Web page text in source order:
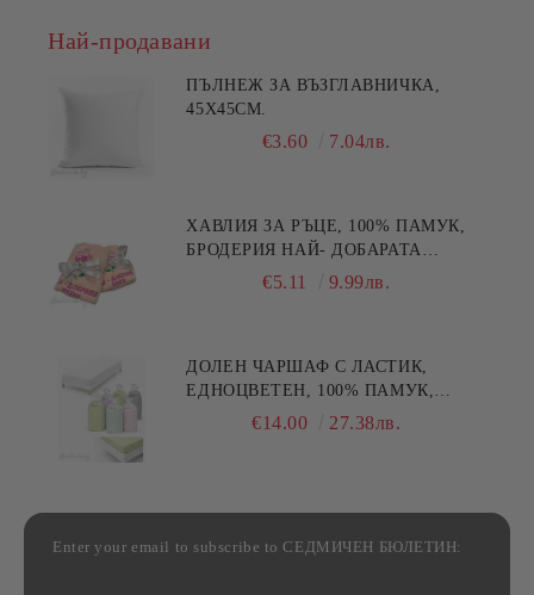
Най-продавани
ПЪЛНЕЖ ЗА ВЪЗГЛАВНИЧКА,
45X45СМ.
€3.60 7.04лв.
ХАВЛИЯ ЗА РЪЦЕ, 100% ПАМУК,
БРОДЕРИЯ НАЙ- ДОБАРАТА
МАЙКА/БАБА , РАЗМЕР:
€5.11 9.99лв.
ДОЛЕН ЧАРШАФ С ЛАСТИК,
ЕДНОЦВЕТЕН, 100% ПАМУК,
РАЗЛИЧНИ РАЗМЕРИ
€14.00 27.38лв.
Enter your email to subscribe to СЕДМИЧЕН БЮЛЕТИН: